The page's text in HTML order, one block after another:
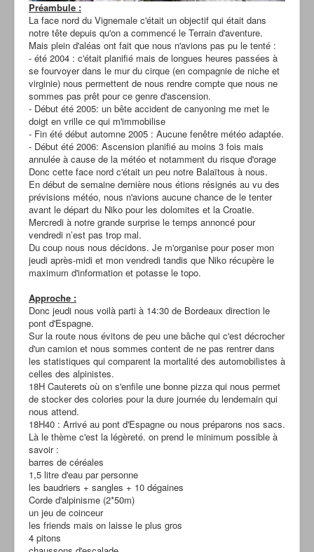
Préambule :
La face nord du Vignemale c'était un objectif qui était dans
notre tête depuis qu'on a commencé le Terrain d'aventure.
Mais plein d'aléas ont fait que nous n'avions pas pu le tenté :
- été 2004 : c'était planifié mais de longues heures passées à
se fourvoyer dans le mur du cirque (en compagnie de niche et
virginie) nous permettent de nous rendre compte que nous ne
sommes pas prêt pour ce genre d'ascension.
- Début été 2005: un bête accident de canyoning me met le
doigt en vrille ce qui m'immobilise
- Fin été début automne 2005 : Aucune fenêtre météo adaptée.
- Début été 2006: Ascension planifié au moins 3 fois mais
annulée à cause de la météo et notamment du risque d'orage
Donc cette face nord c'était un peu notre Balaïtous à nous.
En début de semaine dernière nous étions résignés au vu des
prévisions météo, nous n'avions aucune chance de le tenter
avant le départ du Niko pour les dolomites et la Croatie.
Mercredi à notre grande surprise le temps annoncé pour
vendredi n’est pas trop mal.
Du coup nous nous décidons. Je m'organise pour poser mon
jeudi après-midi et mon vendredi tandis que Niko récupère le
maximum d'information et potasse le topo.
Approche :
Donc jeudi nous voilà parti à 14:30 de Bordeaux direction le
pont d'Espagne.
Sur la route nous évitons de peu une bâche qui c'est décrocher
d'un camion et nous sommes content de ne pas rentrer dans
les statistiques qui comparent la mortalité des automobilistes à
celles des alpinistes.
18H Cauterets où on s'enfile une bonne pizza qui nous permet
de stocker des colories pour la dure journée du lendemain qui
nous attend.
18H40 : Arrivé au pont d'Espagne ou nous préparons nos sacs.
Là le thème c'est la légèreté. on prend le minimum possible à
savoir :
barres de céréales
1,5 litre d'eau par personne
les baudriers + sangles + 10 dégaines
Corde d'alpinisme (2*50m)
un jeu de coinceur
les friends mais on laisse le plus gros
4 pitons